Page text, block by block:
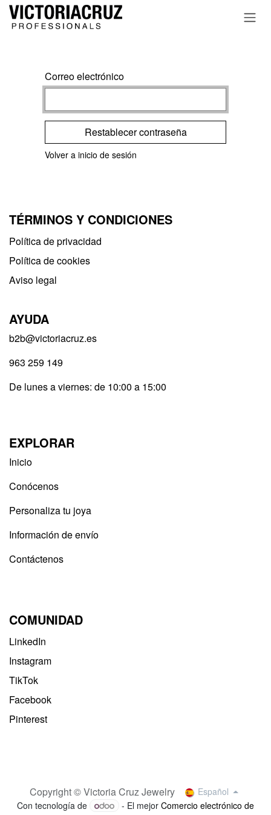
Ir al contenido
Correo electrónico
Restablecer contraseña
Volver a inicio de sesión
TÉRMINOS Y CONDICIONES
Política de privacidad​
Política de cookies
Aviso legal
AYUDA
b2b@victoriacruz.es
963 259 149
De lunes a viernes: de 10:00 a 15:00
EXPLORAR
Inicio
Conócenos
Personaliza tu joya
Información de envío
Contáctenos
COMUNIDAD
LinkedIn
Instagram
TikTok
Facebook
Pinterest
Copyright © Victoria Cruz Jewelry
Español
Con tecnología de
- El mejor Comercio electrónico de